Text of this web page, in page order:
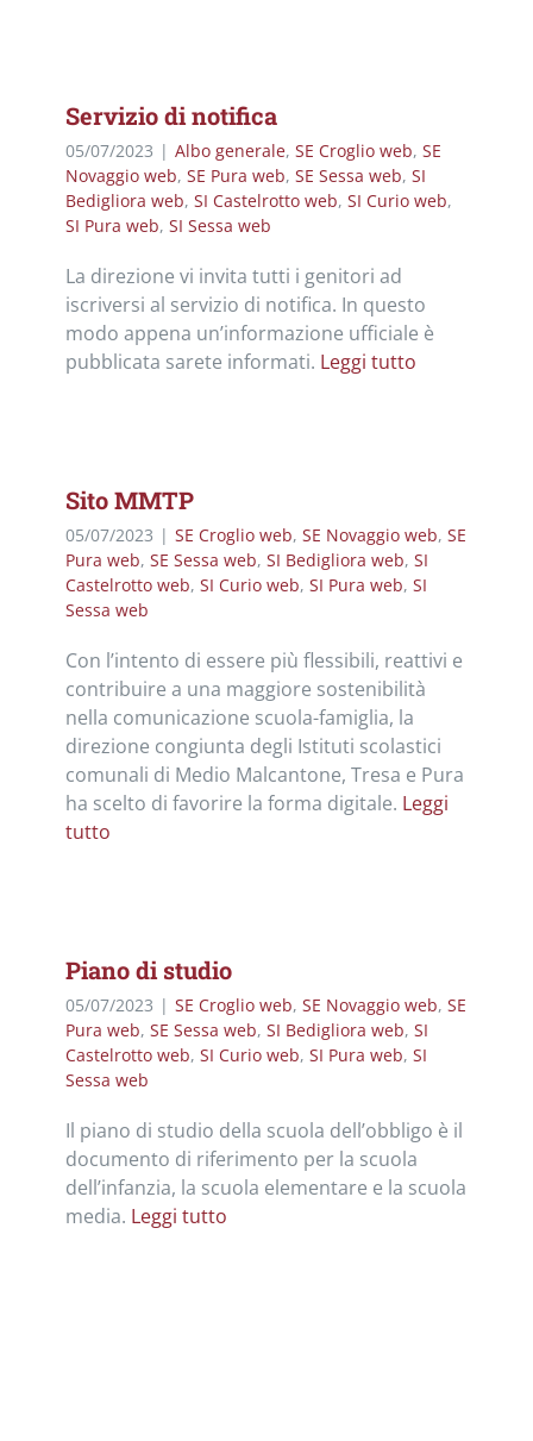
Servizio di notifica
05/07/2023 | Albo generale, SE Croglio web, SE
Novaggio web, SE Pura web, SE Sessa web, SI
Bedigliora web, SI Castelrotto web, SI Curio web,
SI Pura web, SI Sessa web
La direzione vi invita tutti i genitori ad
iscriversi al servizio di notifica. In questo
modo appena un’informazione ufficiale è
pubblicata sarete informati. Leggi tutto
Sito MMTP
05/07/2023 | SE Croglio web, SE Novaggio web, SE
Pura web, SE Sessa web, SI Bedigliora web, SI
Castelrotto web, SI Curio web, SI Pura web, SI
Sessa web
Con l’intento di essere più flessibili, reattivi e
contribuire a una maggiore sostenibilità
nella comunicazione scuola-famiglia, la
direzione congiunta degli Istituti scolastici
comunali di Medio Malcantone, Tresa e Pura
ha scelto di favorire la forma digitale. Leggi
tutto
Piano di studio
05/07/2023 | SE Croglio web, SE Novaggio web, SE
Pura web, SE Sessa web, SI Bedigliora web, SI
Castelrotto web, SI Curio web, SI Pura web, SI
Sessa web
Il piano di studio della scuola dell’obbligo è il
documento di riferimento per la scuola
dell’infanzia, la scuola elementare e la scuola
media. Leggi tutto